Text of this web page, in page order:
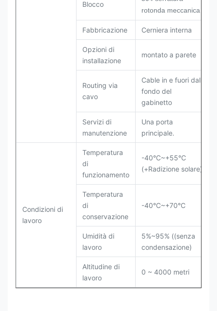
Blocco
rotonda meccanica
Fabbricazione Cerniera interna
Opzioni di
installazione
montato a parete
Routing via
cavo
Cable in e fuori dal
fondo del
gabinetto
Servizi di
manutenzione
Una porta
principale.
Condizioni di
lavoro
Temperatura
di
funzionamento
-40°C~+55°C
(+Radizione solare)
Temperatura
di
conservazione
-40°C~+70°C
Umidità di
lavoro
5%~95% ((senza
condensazione)
Altitudine di
lavoro
0 ~ 4000 metri